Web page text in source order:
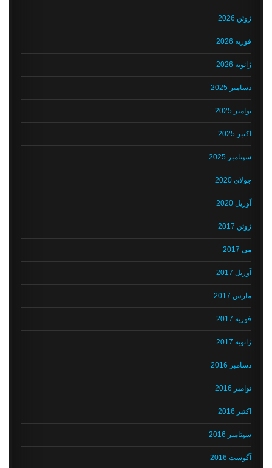
ژوئن 2026
فوریه 2026
ژانویه 2026
دسامبر 2025
نوامبر 2025
اکتبر 2025
سپتامبر 2025
جولای 2020
آوریل 2020
ژوئن 2017
می 2017
آوریل 2017
مارس 2017
فوریه 2017
ژانویه 2017
دسامبر 2016
نوامبر 2016
اکتبر 2016
سپتامبر 2016
آگوست 2016